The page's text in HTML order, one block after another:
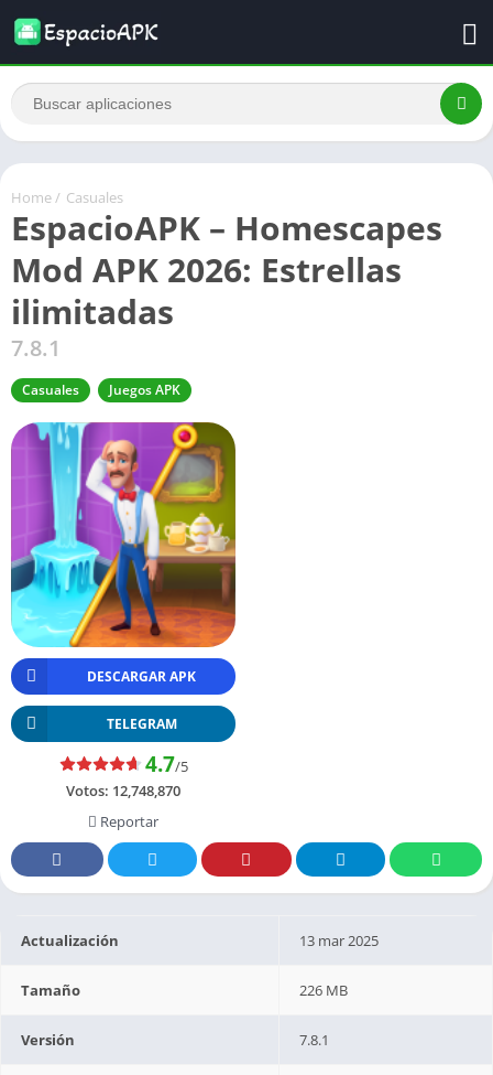
Home / Casuales
EspacioAPK – Homescapes
Mod APK 2026: Estrellas
ilimitadas
7.8.1
Casuales Juegos APK
DESCARGAR APK
TELEGRAM
4.7/5
Votos: 12,748,870
Reportar
Actualización 13 mar 2025
Tamaño 226 MB
Versión 7.8.1